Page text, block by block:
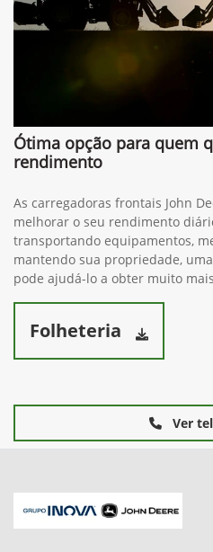
Ótima opção para quem
rendimento
As carregadoras frontais John
melhorar o seu rendimento
transportando equipamentos,
mantendo sua propriedade,
pode ajudá-lo a obter muito
Folheteria
Ver